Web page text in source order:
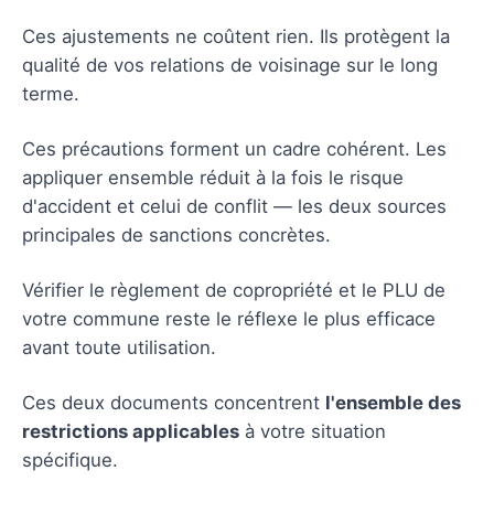
Ces ajustements ne coûtent rien. Ils protègent la
qualité de vos relations de voisinage sur le long
terme.
Ces précautions forment un cadre cohérent. Les
appliquer ensemble réduit à la fois le risque
d'accident et celui de conflit — les deux sources
principales de sanctions concrètes.
Vérifier le règlement de copropriété et le PLU de
votre commune reste le réflexe le plus efficace
avant toute utilisation.
Ces deux documents concentrent l'ensemble des
restrictions applicables à votre situation
spécifique.